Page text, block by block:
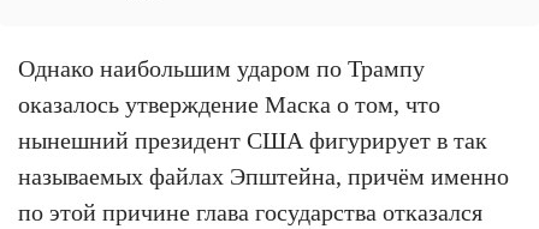
Однако наибольшим ударом по Трампу
оказалось утверждение Маска о том, что
нынешний президент США фигурирует в так
называемых файлах Эпштейна, причём именно
по этой причине глава государства отказался